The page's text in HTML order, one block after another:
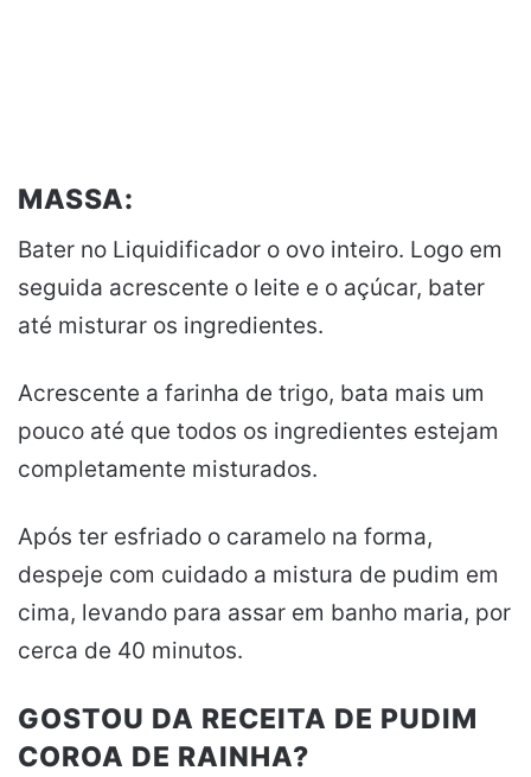
MASSA:
Bater no Liquidificador o ovo inteiro. Logo em
seguida acrescente o leite e o açúcar, bater
até misturar os ingredientes.
Acrescente a farinha de trigo, bata mais um
pouco até que todos os ingredientes estejam
completamente misturados.
Após ter esfriado o caramelo na forma,
despeje com cuidado a mistura de pudim em
cima, levando para assar em banho maria, por
cerca de 40 minutos.
GOSTOU DA RECEITA DE PUDIM
COROA DE RAINHA?